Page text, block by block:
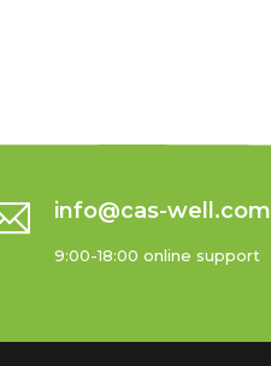
info@cas-well.com
9:00-18:00 online support